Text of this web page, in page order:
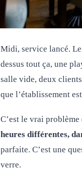
Midi, service lancé.
dessus tout ça, une
salle vide, deux
que l’établissement
C’est le vrai problème
heures différentes,
parfaite. C’est une
verre.